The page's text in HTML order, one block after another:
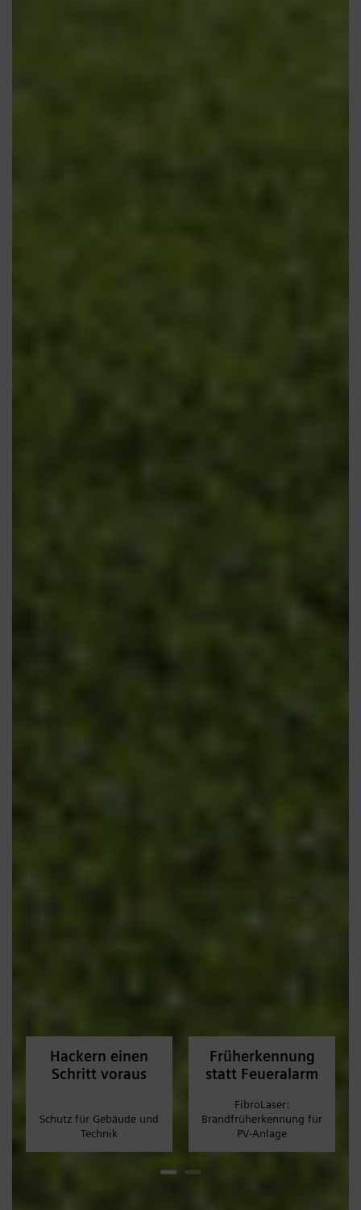
Hackern einen
Schritt voraus
Schutz für Gebäude und
Technik
Früherkennung
statt Feueralarm
FibroLaser:
Brandfrüherkennung für
PV-Anlage